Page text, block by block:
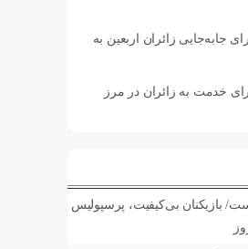
برای جابه‌جایی زائران اربعین به‌
خدمت به زائران در مرز
بازیکنان بی‌کیفیت، پرسپولیس